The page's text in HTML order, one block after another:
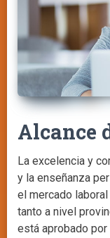
Alcance
La excelencia y
y la enseñanza
el mercado
tanto a nivel
está aprobado